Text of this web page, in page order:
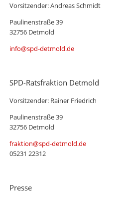
Vorsitzender: Andreas Schmidt
Paulinenstraße 39
32756 Detmold
info@spd-detmold.de
SPD-Ratsfraktion Detmold
Vorsitzender: Rainer Friedrich
Paulinenstraße 39
32756 Detmold
fraktion@spd-detmold.de
05231 22312
Presse